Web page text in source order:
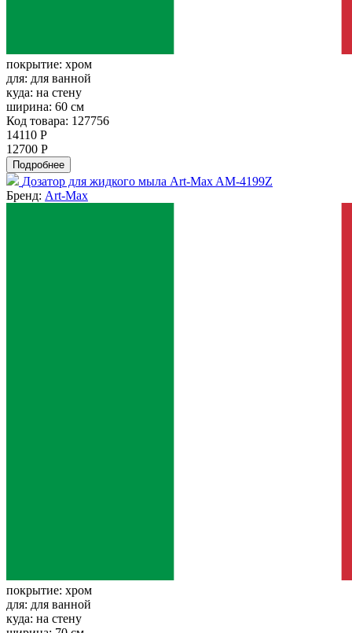
покрытие: хром
для: для ванной
куда: на стену
ширина: 60 см
Код товара: 127756
14110 Р
12700 Р
Подробнее
Дозатор для жидкого мыла Art-Max AM-4199Z
Бренд: Art-Max
покрытие: хром
для: для ванной
куда: на стену